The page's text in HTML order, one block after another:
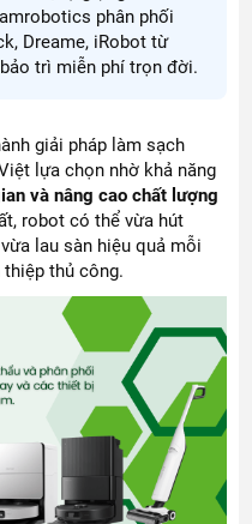
phân phối
Dreame, iRobot từ
trì miễn phí trọn đời.
giải pháp làm sạch
lựa chọn nhờ khả năng
và nâng cao chất lượng
robot có thể vừa hút
lau sàn hiệu quả mỗi
thiệp thủ công.